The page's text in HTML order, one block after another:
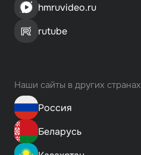
hmruvideo.ru
rutube
Наши сайты в других странах
Россия
Беларусь